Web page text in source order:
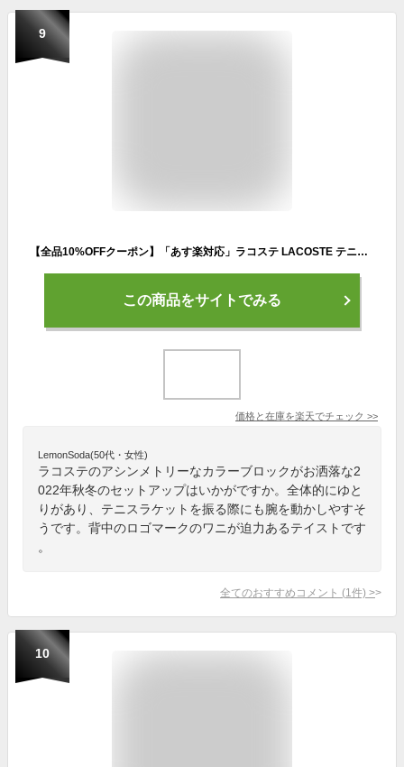
9
【全品10%OFFクーポン】「あす楽対応」ラコステ LACOSTE テニスウェア メンズ アシンメトリーカラーブロック セットアップトラックスーツ 上下セット WH9442L-XSB 2022FW『即日出荷』
この商品をサイトでみる
価格と在庫を楽天でチェック >>
LemonSoda(50代・女性)
ラコステのアシンメトリーなカラーブロックがお洒落な2
022年秋冬のセットアップはいかがですか。全体的にゆと
りがあり、テニスラケットを振る際にも腕を動かしやすそ
うです。背中のロゴマークのワニが迫力あるテイストです
。
全てのおすすめコメント (1 件) >
10